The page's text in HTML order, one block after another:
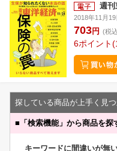
週
2018年11月
703円 (税
6ポイント
探している商品が上手く見
■ 「検索機能」から商品を探
キーワードに間違いが無